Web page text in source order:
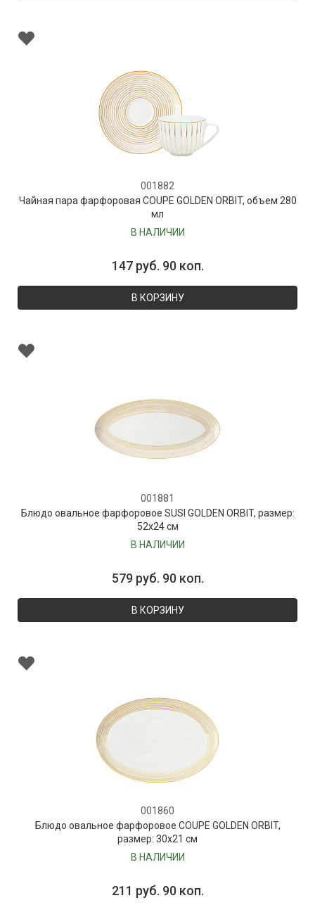
001882
Чайная пара фарфоровая COUPE GOLDEN ORBIT, объем 280
мл
В НАЛИЧИИ
147 руб. 90 коп.
В КОРЗИНУ
001881
Блюдо овальное фарфоровое SUSI GOLDEN ORBIT, размер:
52х24 см
В НАЛИЧИИ
579 руб. 90 коп.
В КОРЗИНУ
001860
Блюдо овальное фарфоровое COUPE GOLDEN ORBIT,
размер: 30х21 см
В НАЛИЧИИ
211 руб. 90 коп.